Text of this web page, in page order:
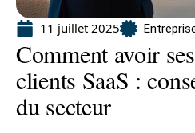
11 juillet 2025
Comment avoir
clients SaaS :
du secteur